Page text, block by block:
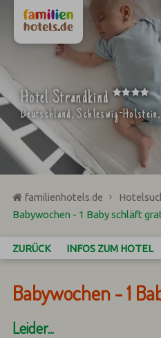
Hotel Strandkind
Deutschland, Schleswig-
familienhotels.de
Babywochen - 1 Baby schläft
ZURÜCK INFOS ZUM HOTEL
Babywochen - 1
Leider...